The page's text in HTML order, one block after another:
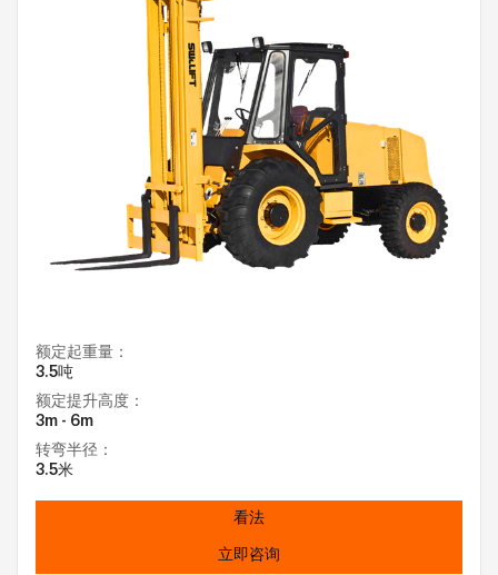
额定起重量：
3.5吨
额定提升高度：
3m - 6m
转弯半径：
3.5米
看法
立即咨询